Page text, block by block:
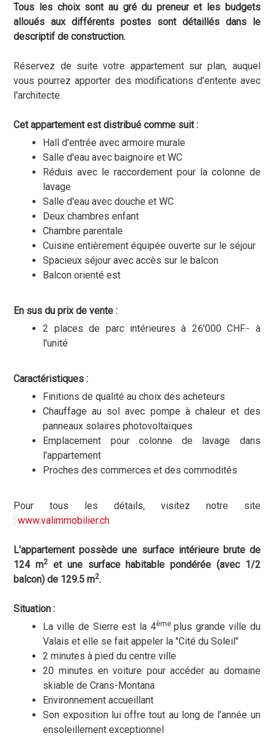
Tous les choix sont au gré du preneur et les budgets
alloués aux différents postes sont détaillés dans le
descriptif de construction.
Réservez de suite votre appartement sur plan, auquel
vous pourrez apporter des modifications d'entente avec
l'architecte.
Cet appartement est distribué comme suit :
Hall d'entrée avec armoire murale
Salle d'eau avec baignoire et WC
Réduis avec le raccordement pour la colonne de
lavage
Salle d'eau avec douche et WC
Deux chambres enfant
Chambre parentale
Cuisine entièrement équipée ouverte sur le séjour
Spacieux séjour avec accès sur le balcon
Balcon orienté est
En sus du prix de vente :
2 places de parc intérieures à 26'000 CHF.- à
l'unité
Caractéristiques :
Finitions de qualité au choix des acheteurs
Chauffage au sol avec pompe à chaleur et des
panneaux solaires photovoltaïques
Emplacement pour colonne de lavage dans
l'appartement
Proches des commerces et des commodités
Pour tous les détails, visitez notre site
:www.valimmobilier.ch
L'appartement possède une surface intérieure brute de
124 m2
et une surface habitable pondérée (avec 1/2
balcon) de 129.5 m2.
Situation :
La ville de Sierre est la 4èmeplus grande ville du
Valais et elle se fait appeler la "Cité du Soleil"
2 minutes à pied du centre ville
20 minutes en voiture pour accéder au domaine
skiable de Crans-Montana
Environnement accueillant
Son exposition lui offre tout au long de l’année un
ensoleillement exceptionnel